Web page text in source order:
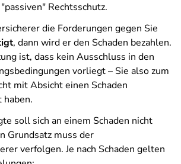
Rechtsschutz.
die Forderungen gegen Sie
, dann wird er den Schaden bezahlen.
ist, dass kein Ausschluss in den
vorliegt – Sie also zum
mit Absicht einen Schaden
haben.
soll sich an einem Schaden nicht
Grundsatz muss der
verfolgen. Je nach Schaden gelten